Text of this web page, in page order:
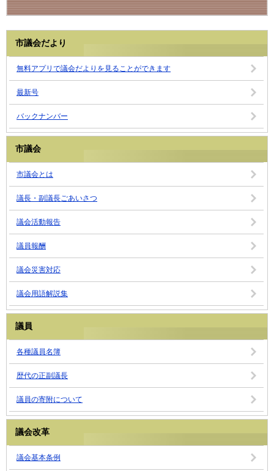
市議会だより
無料アプリで議会だよりを見ることができます
最新号
バックナンバー
市議会
市議会とは
議長・副議長ごあいさつ
議会活動報告
議員報酬
議会災害対応
議会用語解説集
議員
各種議員名簿
歴代の正副議長
議員の寄附について
議会改革
議会基本条例